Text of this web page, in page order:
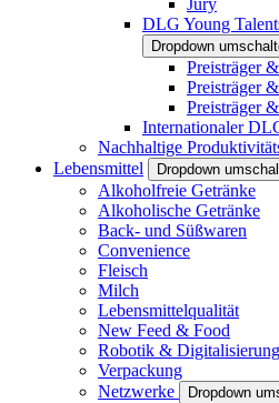
Jury
DLG Young
Dropdown
Preisträger
Preisträger
Preisträger
Internationaler
Nachhaltige
Lebensmittel
Dropdown
Alkoholfreie Getränke
Alkoholische Getränke
Back- und Süßwaren
Convenience
Fleisch
Milch
Lebensmittelqualität
New Feed & Food
Robotik & Digitalisierung
Verpackung
Netzwerke
Dropdown